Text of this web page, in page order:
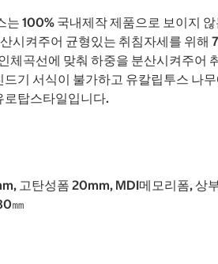
100% 국내제작 제품으로 보이지
시켜주어 균형있는 취침자세를 위해
체곡선에 맞춰 하중을 분산시켜주어
기 서식이 불가하고 유칼립투스 나
로탑스타일입니다.
고탄성폼 20mm, MDI메모리폼,
㎜